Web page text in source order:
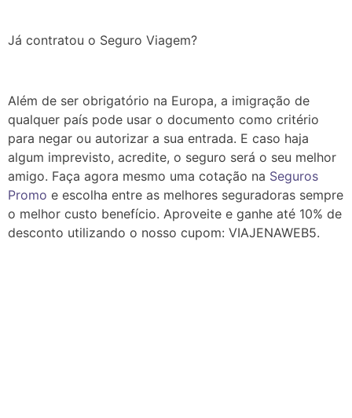
Já contratou o Seguro Viagem?
Além de ser obrigatório na Europa, a imigração de
qualquer país pode usar o documento como critério
para negar ou autorizar a sua entrada. E caso haja
algum imprevisto, acredite, o seguro será o seu melhor
amigo. Faça agora mesmo uma cotação na Seguros
Promo e escolha entre as melhores seguradoras sempre
o melhor custo benefício. Aproveite e ganhe até 10% de
desconto utilizando o nosso cupom: VIAJENAWEB5.